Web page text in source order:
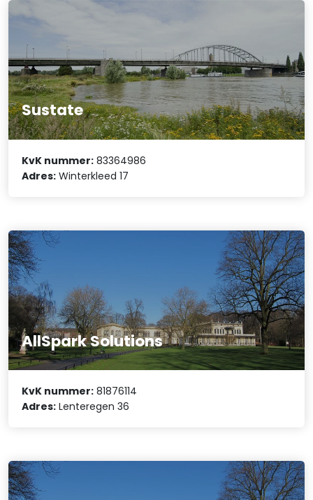
Sustate
KvK nummer: 83364986
Adres: Winterkleed 17
AllSpark Solutions
KvK nummer: 81876114
Adres: Lenteregen 36